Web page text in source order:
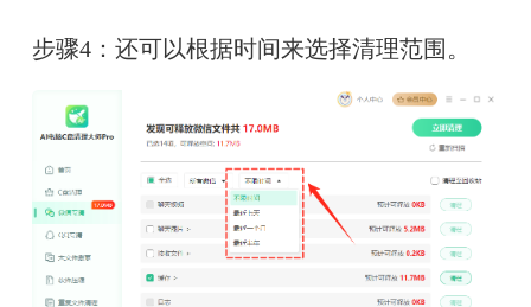
步骤4：还可以根据时间来选择清理范围。